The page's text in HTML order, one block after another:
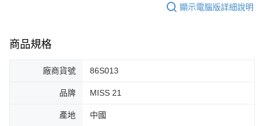
顯示電腦版詳細說明
商品規格
廠商貨號 86S013
品牌 MISS 21
產地 中國